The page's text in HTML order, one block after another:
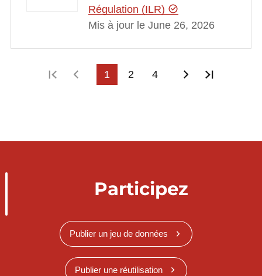
Régulation (ILR)
Mis à jour le June 26, 2026
Première page
Page précédente
1 2 4 Page
Participez
Publier un jeu de données
Publier une réutilisation